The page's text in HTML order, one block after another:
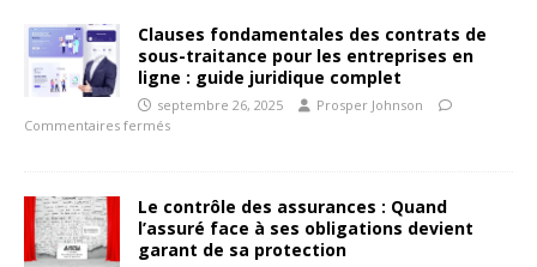
Clauses fondamentales des contrats de
sous-traitance pour les entreprises en
ligne : guide juridique complet
septembre 26, 2025
Prosper Johnson
Commentaires fermés
Le contrôle des assurances : Quand
l’assuré face à ses obligations devient
garant de sa protection